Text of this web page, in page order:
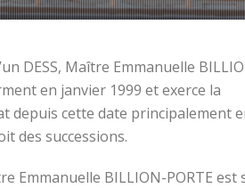
DESS, Maître Emmanuelle
en janvier 1999 et exerce la
depuis cette date principalement
des successions.
Emmanuelle BILLION-PORTE est